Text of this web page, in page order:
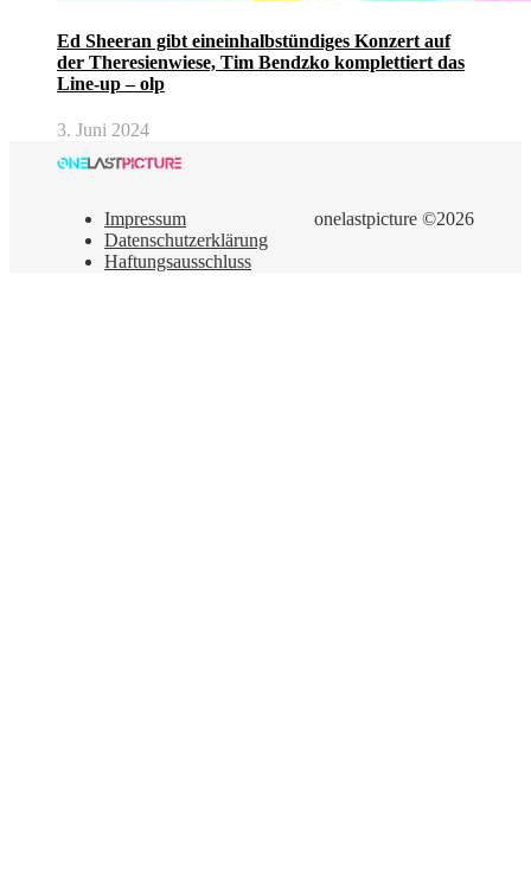
Ed Sheeran gibt eineinhalbstündiges Konzert auf
der Theresienwiese, Tim Bendzko komplettiert das
Line-up – olp
3. Juni 2024
onelastpicture ©2026
Impressum
Datenschutzerklärung
Haftungsausschluss